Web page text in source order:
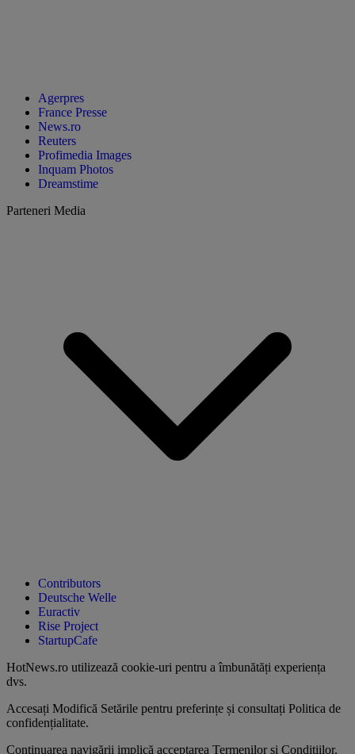
Agerpres
France Presse
News.ro
Reuters
Profimedia Images
Inquam Photos
Dreamstime
Parteneri Media
Contributors
Deutsche Welle
Euractiv
Rise Project
StartupCafe
HotNews.ro utilizează cookie-uri pentru a îmbunătăți experiența
dvs.
Accesați Modifică Setările pentru preferințe și consultați Politica de
confidențialitate.
Continuarea navigării implică acceptarea Termenilor și Condițiilor.